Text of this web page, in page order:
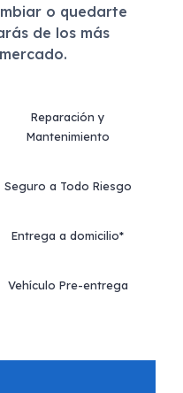
o quedarte
de los más
Reparación y
Mantenimiento
Seguro a Todo Riesgo
Entrega a domicilio*
Vehículo Pre-entrega